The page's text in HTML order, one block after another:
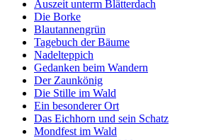
Auszeit unterm Blätterdach
Die Borke
Blautannengrün
Tagebuch der Bäume
Nadelteppich
Gedanken beim Wandern
Der Zaunkönig
Die Stille im Wald
Ein besonderer Ort
Das Eichhorn und sein Schatz
Mondfest im Wald